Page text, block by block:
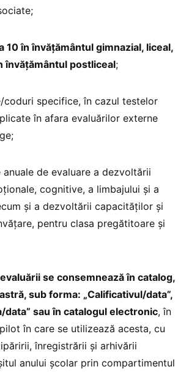
10 în învăţământul gimnazial, liceal,
învăţământul postliceal;
coduri specifice, în cazul testelor
în afara evaluărilor externe
de evaluare a dezvoltării
cognitive, a limbajului şi a
şi a dezvoltării capacităţilor şi
pentru clasa pregătitoare şi
se consemnează în catalog,
sub forma: „Calificativul/data”,
data” sau în catalogul electronic, în
în care se utilizează acesta, cu
înregistrării şi arhivării
anului şcolar prin compartimentul